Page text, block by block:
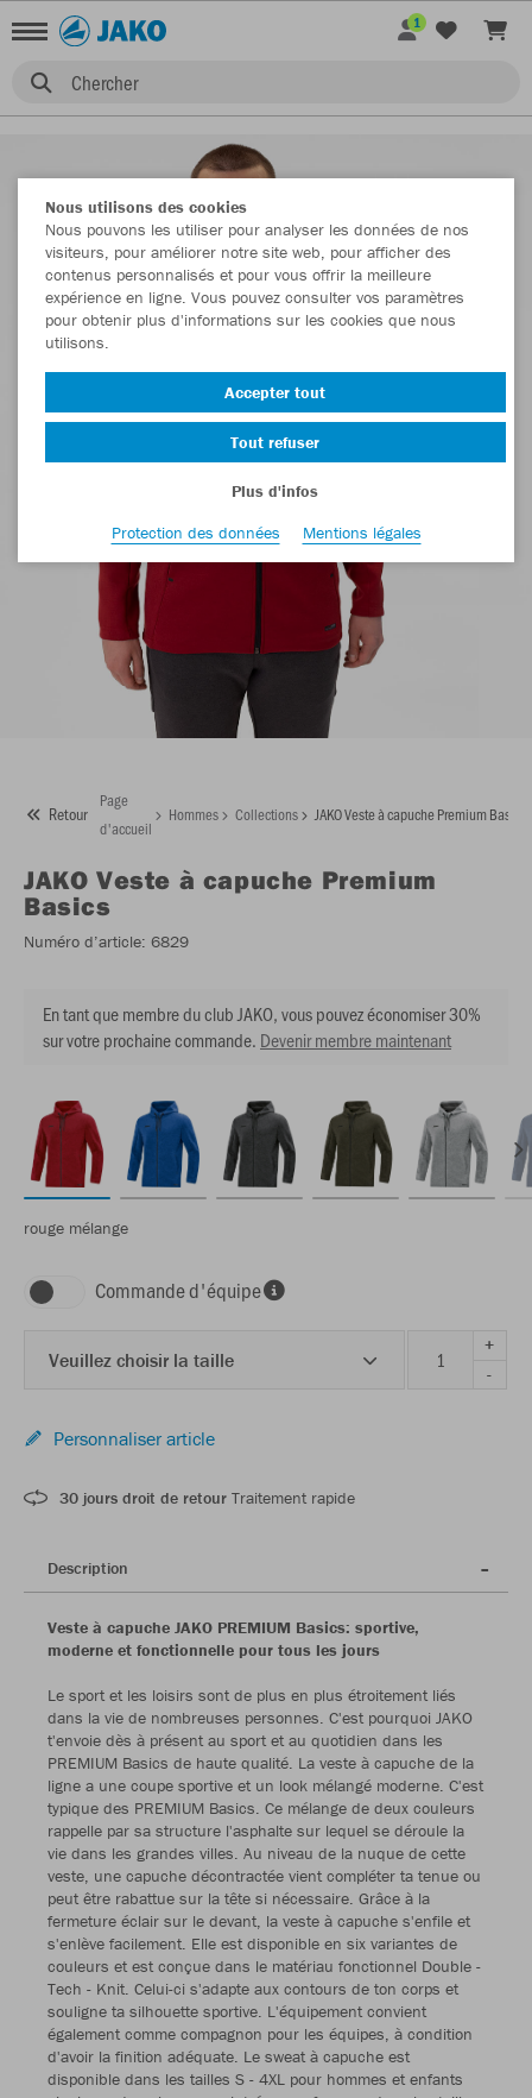
Chercher
1
Retour
Page
d'accueil
Hommes Collections JAKO Veste à capuche Premium Basics
JAKO Veste à capuche Premium
Basics
Numéro d’article: 6829
En tant que membre du club JAKO, vous pouvez économiser 30%
sur votre prochaine commande. Devenir membre maintenant
rouge mélange
Commande d'équipe
Veuillez choisir la taille
+
-
Personnaliser article
30 jours droit de retour Traitement rapide
Description
Veste à capuche JAKO PREMIUM Basics: sportive,
moderne et fonctionnelle pour tous les jours
Le sport et les loisirs sont de plus en plus étroitement liés
dans la vie de nombreuses personnes. C'est pourquoi JAKO
t'envoie dès à présent au sport et au quotidien dans les
PREMIUM Basics de haute qualité. La veste à capuche de la
ligne a une coupe sportive et un look mélangé moderne. C'est
typique des PREMIUM Basics. Ce mélange de deux couleurs
rappelle par sa structure l'asphalte sur lequel se déroule la
vie dans les grandes villes. Au niveau de la nuque de cette
veste, une capuche décontractée vient compléter ta tenue ou
peut être rabattue sur la tête si nécessaire. Grâce à la
fermeture éclair sur le devant, la veste à capuche s'enfile et
s'enlève facilement. Elle est disponible en six variantes de
couleurs et est conçue dans le matériau fonctionnel Double -
Tech - Knit. Celui-ci s'adapte aux contours de ton corps et
souligne ta silhouette sportive. L'équipement convient
également comme compagnon pour les équipes, à condition
d'avoir la finition adéquate. Le sweat à capuche est
disponible dans les tailles S - 4XL pour hommes et enfants
Nous utilisons des cookies
Nous pouvons les utiliser pour analyser les données de nos
visiteurs, pour améliorer notre site web, pour afficher des
contenus personnalisés et pour vous offrir la meilleure
expérience en ligne. Vous pouvez consulter vos paramètres
pour obtenir plus d'informations sur les cookies que nous
utilisons.
Accepter tout
Tout refuser
Plus d'infos
Protection des données
Mentions légales